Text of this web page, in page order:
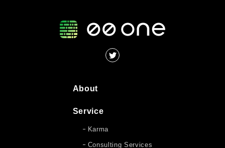
About
Service
Karma
Consulting Services